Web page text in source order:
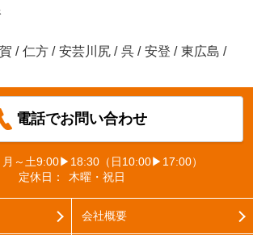
/ 仁方 / 安芸川尻 / 呉 / 安登 / 東広島 /
電話でお問い合わせ
月～土9:00▶18:30（日10:00▶17:00）
定休日：
木曜・祝日
会社概要